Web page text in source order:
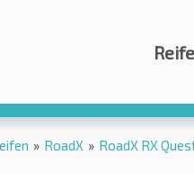
» RoadX » RoadX RX